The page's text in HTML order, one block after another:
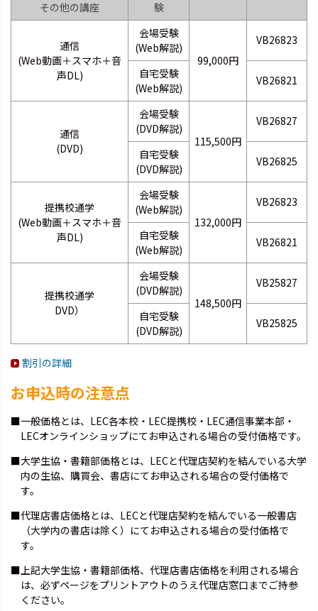
その他の講座 験
通信
(Web動画＋スマホ＋音
声DL)
会場受験
(Web解説)
99,000円
VB26823
自宅受験
(Web解説)
VB26821
通信
(DVD)
会場受験
(DVD解説)
115,500円
VB26827
自宅受験
(DVD解説)
VB26825
提携校通学
(Web動画＋スマホ＋音
声DL)
会場受験
(Web解説)
132,000円
VB26823
自宅受験
(Web解説)
VB26821
提携校通学
DVD）
会場受験
(DVD解説)
148,500円
VB25827
自宅受験
(DVD解説)
VB25825
割引の詳細
お申込時の注意点
■一般価格とは、LEC各本校・LEC提携校・LEC通信事業本部・
LECオンラインショップにてお申込される場合の受付価格です。
■大学生協・書籍部価格とは、LECと代理店契約を結んでいる大学
内の生協、購買会、書店にてお申込される場合の受付価格で
す。
■代理店書店価格とは、LECと代理店契約を結んでいる一般書店
（大学内の書店は除く）にてお申込される場合の受付価格で
す。
■上記大学生協・書籍部価格、代理店書店価格を利用される場合
は、必ずページをプリントアウトのうえ代理店窓口までご持参
ください。